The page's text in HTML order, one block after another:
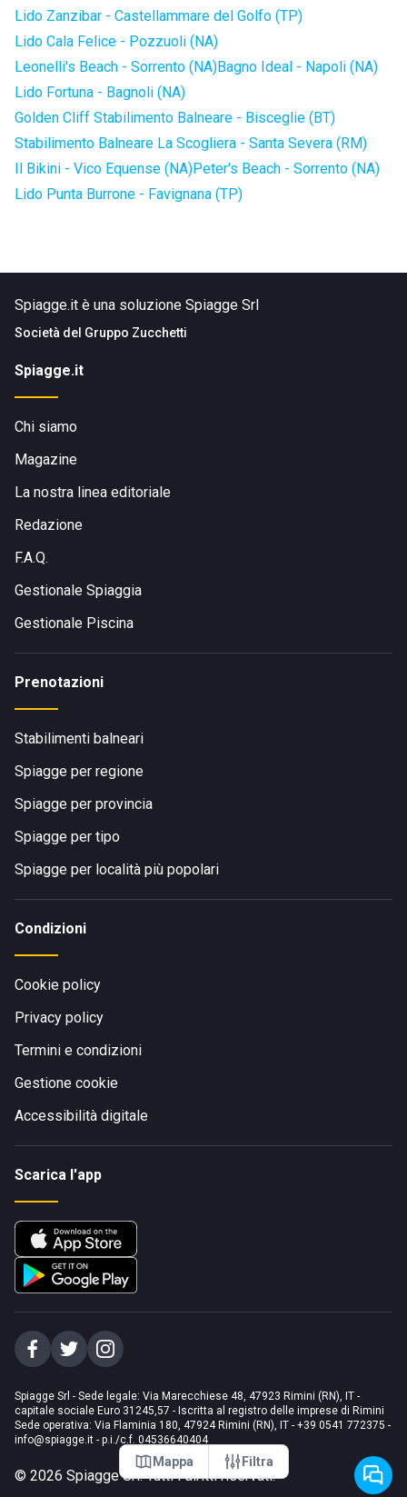
Mappa Filtra
Lido Zanzibar - Castellammare del Golfo (TP)
Lido Cala Felice - Pozzuoli (NA)
Leonelli's Beach - Sorrento (NA)Bagno Ideal - Napoli (NA)
Lido Fortuna - Bagnoli (NA)
Golden Cliff Stabilimento Balneare - Bisceglie (BT)
Stabilimento Balneare La Scogliera - Santa Severa (RM)
Il Bikini - Vico Equense (NA)Peter's Beach - Sorrento (NA)
Lido Punta Burrone - Favignana (TP)
Spiagge.it è una soluzione Spiagge Srl
Società del Gruppo Zucchetti
Spiagge.it
Chi siamo
Magazine
La nostra linea editoriale
Redazione
F.A.Q.
Gestionale Spiaggia
Gestionale Piscina
Prenotazioni
Stabilimenti balneari
Spiagge per regione
Spiagge per provincia
Spiagge per tipo
Spiagge per località più popolari
Condizioni
Cookie policy
Privacy policy
Termini e condizioni
Gestione cookie
Accessibilità digitale
Scarica l'app
Spiagge Srl - Sede legale: Via Marecchiese 48, 47923 Rimini (RN), IT -
capitale sociale Euro 31245,57 - Iscritta al registro delle imprese di Rimini
Sede operativa: Via Flaminia 180, 47924 Rimini (RN), IT - +39 0541 772375 -
info@spiagge.it - p.i./c.f. 04536640404
© 2026 Spiagge Srl. Tutti i diritti riservati.